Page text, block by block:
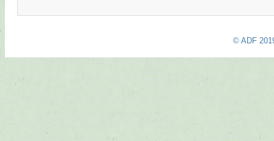
© ADF